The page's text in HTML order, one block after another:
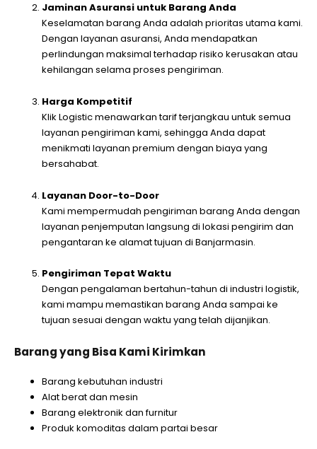
Jaminan Asuransi untuk Barang Anda
Keselamatan barang Anda adalah prioritas utama kami.
Dengan layanan asuransi, Anda mendapatkan
perlindungan maksimal terhadap risiko kerusakan atau
kehilangan selama proses pengiriman.
Harga Kompetitif
Klik Logistic menawarkan tarif terjangkau untuk semua
layanan pengiriman kami, sehingga Anda dapat
menikmati layanan premium dengan biaya yang
bersahabat.
Layanan Door-to-Door
Kami mempermudah pengiriman barang Anda dengan
layanan penjemputan langsung di lokasi pengirim dan
pengantaran ke alamat tujuan di Banjarmasin.
Pengiriman Tepat Waktu
Dengan pengalaman bertahun-tahun di industri logistik,
kami mampu memastikan barang Anda sampai ke
tujuan sesuai dengan waktu yang telah dijanjikan.
Barang yang Bisa Kami Kirimkan
Barang kebutuhan industri
Alat berat dan mesin
Barang elektronik dan furnitur
Produk komoditas dalam partai besar